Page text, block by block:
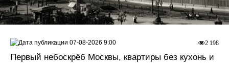
Первый небоскрёб Москвы, квартиры без кухонь и
2 198
07-08-2026 9:00